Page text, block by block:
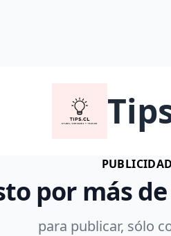
PUBLICIDAD
por más
para publicar, sólo